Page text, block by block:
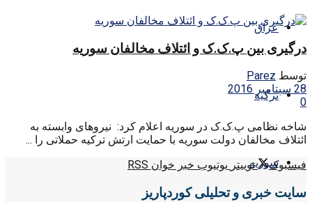
عراق
ترکیه
سوریه
درگیری بین پ.ک.ک و ائتلاف مخالفان سوریه
توسط Parez
28 سپتامبر 2016
0
شاخه نظامی پ.ک.ک در سوریه اعلام کرد: نیروهای وابسته به
ائتلاف مخالفان دولت سوریه با حمایت ارتش ترکیه حملاتی را ...
فیسبوک
توییتر یوتیوب خبر خوان RSS
سایت خبری و تحلیلی کوردپاریز